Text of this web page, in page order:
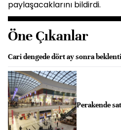
paylaşacaklarını bildirdi.
Öne Çıkanlar
Cari dengede dört ay sonra
Perakende